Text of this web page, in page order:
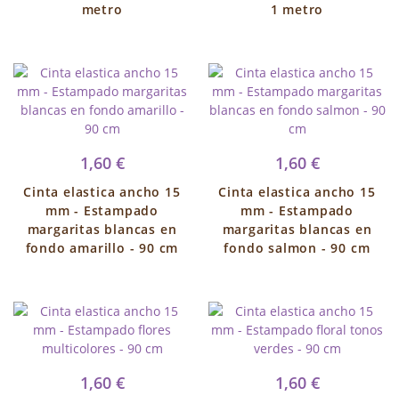
metro
1 metro
1,60 €
Cinta elastica ancho 15
mm - Estampado
margaritas blancas en
fondo amarillo - 90 cm
1,60 €
Cinta elastica ancho 15
mm - Estampado
margaritas blancas en
fondo salmon - 90 cm
1,60 € 1,60 €